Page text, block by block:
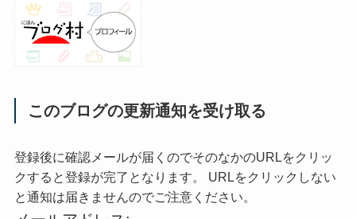
このブログの更新通知を受け取る
登録後に確認メールが届くのでそのなかのURLをクリッ
クすると登録が完了となります。 URLをクリックしない
と通知は届きませんのでご注意ください。